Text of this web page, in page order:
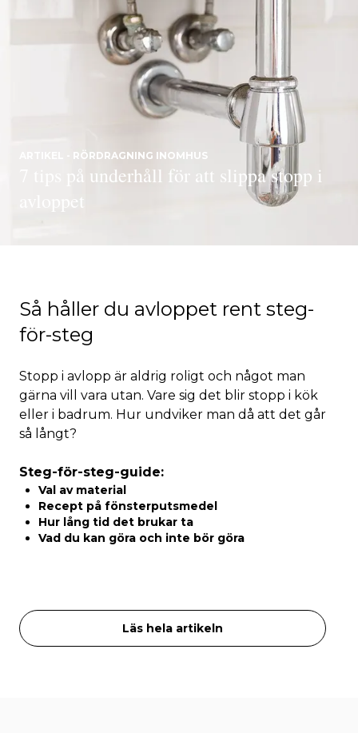
Så håller du avloppet rent steg-
för-steg
Stopp i avlopp är aldrig roligt och något man
gärna vill vara utan. Vare sig det blir stopp i kök
eller i badrum. Hur undviker man då att det går
så långt?
Steg-för-steg-guide:
Val av material
Recept på fönsterputsmedel
Hur lång tid det brukar ta
Vad du kan göra och inte bör göra
Läs hela artikeln
ARTIKEL - RÖRDRAGNING INOMHUS
7 tips på underhåll för att slippa stopp i
avloppet